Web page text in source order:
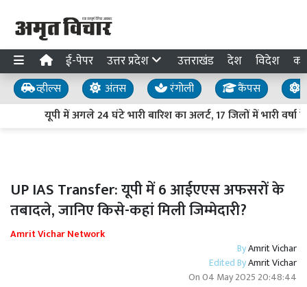
ई-पेपर उत्तर प्रदेश उत्तराखंड देश विदेश
व्हील्स अंतस रंगोली कैंपस
यूपी में अगले 24 घंटे भारी बारिश का अलर्ट, 17 जिलों में भारी
UP IAS Transfer: यूपी में 6 आईएएस अफसरों के
तबादले, जानिए किसे-कहां मिली जिम्मेदारी?
Amrit Vichar Network
ByAmrit Vichar
Edited ByAmrit Vichar
On04 May 2025 20:48:44